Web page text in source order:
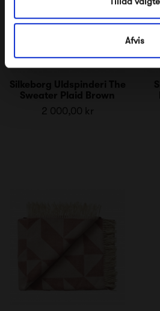
Afvis
Silkeborg Uldspinderi The
Sweater Plaid Brown
2 000,00 kr